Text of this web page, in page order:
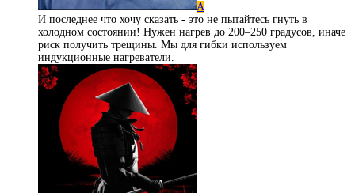
А
И последнее что хочу сказать - это не пытайтесь гнуть в
холодном состоянии! Нужен нагрев до 200–250 градусов, иначе
риск получить трещины. Мы для гибки используем
индукционные нагреватели.